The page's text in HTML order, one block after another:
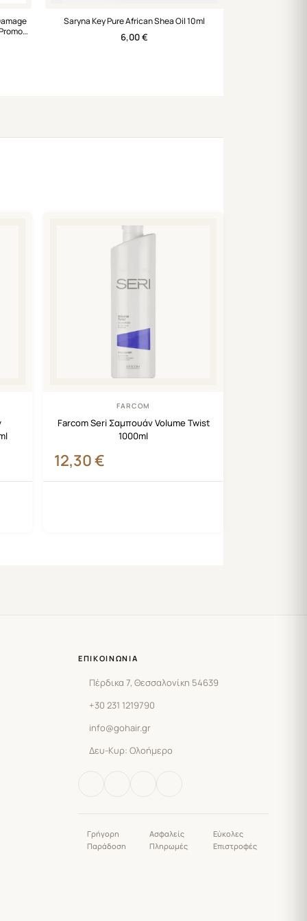
Saryna Key Pure African Shea Oil 10ml
6,00€
FARCOM
Farcom Seri Σαμπουάν Volume Twist
1000ml
12,30€
ΕΠΙΚΟΙΝΩΝΊΑ
Πέρδικα 7, Θεσσαλονίκη 54639
+30 231 1219790
info@gohair.gr
Δευ-Κυρ: Ολοήμερο
Γρήγορη
Παράδοση
Ασφαλείς
Πληρωμές
Εύκολες
Επιστροφές